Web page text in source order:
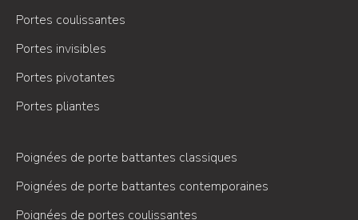
Portes coulissantes
Portes invisibles
Portes pivotantes
Portes pliantes
Poignées de porte battantes classiques
Poignées de porte battantes contemporaines
Poignées de portes coulissantes